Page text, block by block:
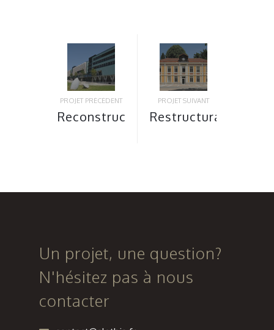
PROJET PRÉCÉDENT
Reconstruction
Prévost à
PROJET SUIVANT
Restructuration
Lycée
Voiron
Un projet, une question?
N'hésitez pas à nous
contacter